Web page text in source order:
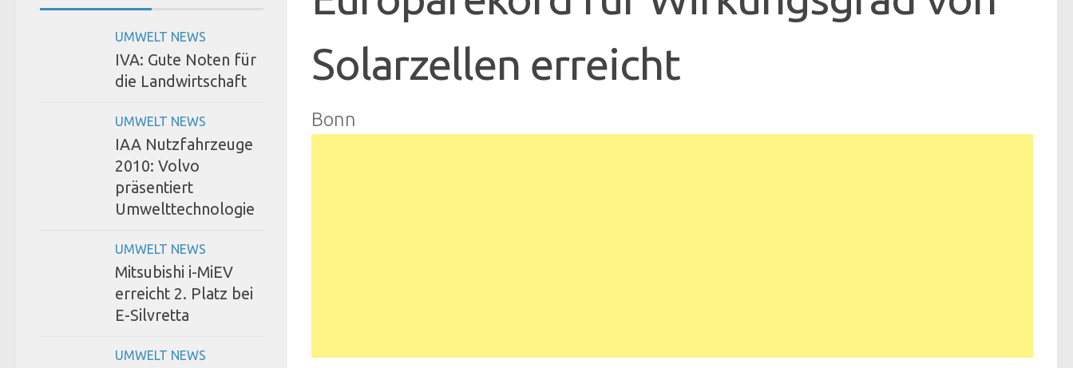
Solarzellen erreicht
Bonn
UMWELT NEWS
IVA: Gute Noten für
die Landwirtschaft
UMWELT NEWS
IAA Nutzfahrzeuge
2010: Volvo
präsentiert
Umwelttechnologie
UMWELT NEWS
Mitsubishi i-MiEV
erreicht 2. Platz bei
E-Silvretta
UMWELT NEWS